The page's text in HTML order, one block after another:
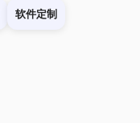
软件定制